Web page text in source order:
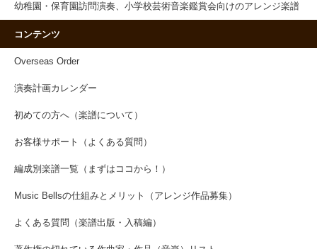
幼稚園・保育園訪問演奏、小学校芸術音楽鑑賞会向けのアレンジ楽譜
コンテンツ
Overseas Order
演奏計画カレンダー
初めての方へ（楽譜について）
お客様サポート（よくある質問）
編成別楽譜一覧（まずはココから！）
Music Bellsの仕組みとメリット（アレンジ作品募集）
よくある質問（楽譜出版・入稿編）